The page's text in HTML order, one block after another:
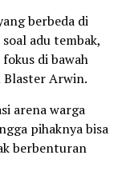
berbeda di
adu tembak,
di bawah
Blaster Arwin.
arena warga
pihaknya bisa
berbenturan